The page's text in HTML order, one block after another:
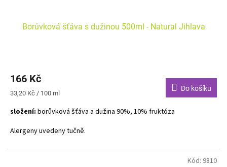
Borůvková šťáva s dužinou 500ml - Natural Jihlava
166 Kč
Měrná
33,20 Kč / 100 ml
Do košíku
složení: borůvková šťáva a dužina 90%, 10% fruktóza
Alergeny uvedeny tučně.
Kód: 9810